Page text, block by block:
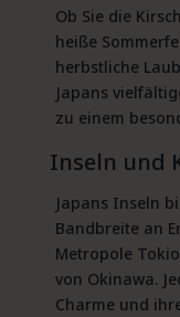
Ob Sie die
heiße
herbstliche
Japans
zu einem
Inseln und
Japans Inseln
Bandbreite an
Metropole
von Okinawa.
Charme und